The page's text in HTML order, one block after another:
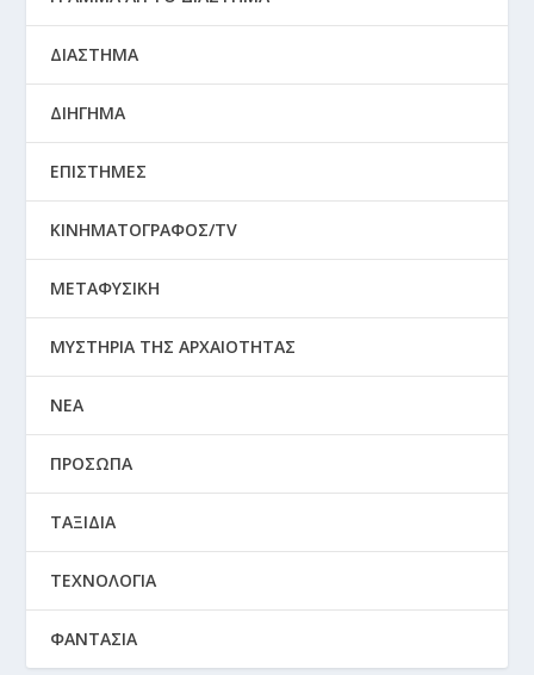
ΔΙΑΣΤΗΜΑ
ΔΙΗΓΗΜΑ
ΕΠΙΣΤΗΜΕΣ
ΚΙΝΗΜΑΤΟΓΡΑΦΟΣ/TV
ΜΕΤΑΦΥΣΙΚΗ
ΜΥΣΤΗΡΙΑ ΤΗΣ ΑΡΧΑΙΟΤΗΤΑΣ
ΝΕΑ
ΠΡΟΣΩΠΑ
ΤΑΞΙΔΙΑ
ΤΕΧΝΟΛΟΓΙΑ
ΦΑΝΤΑΣΙΑ